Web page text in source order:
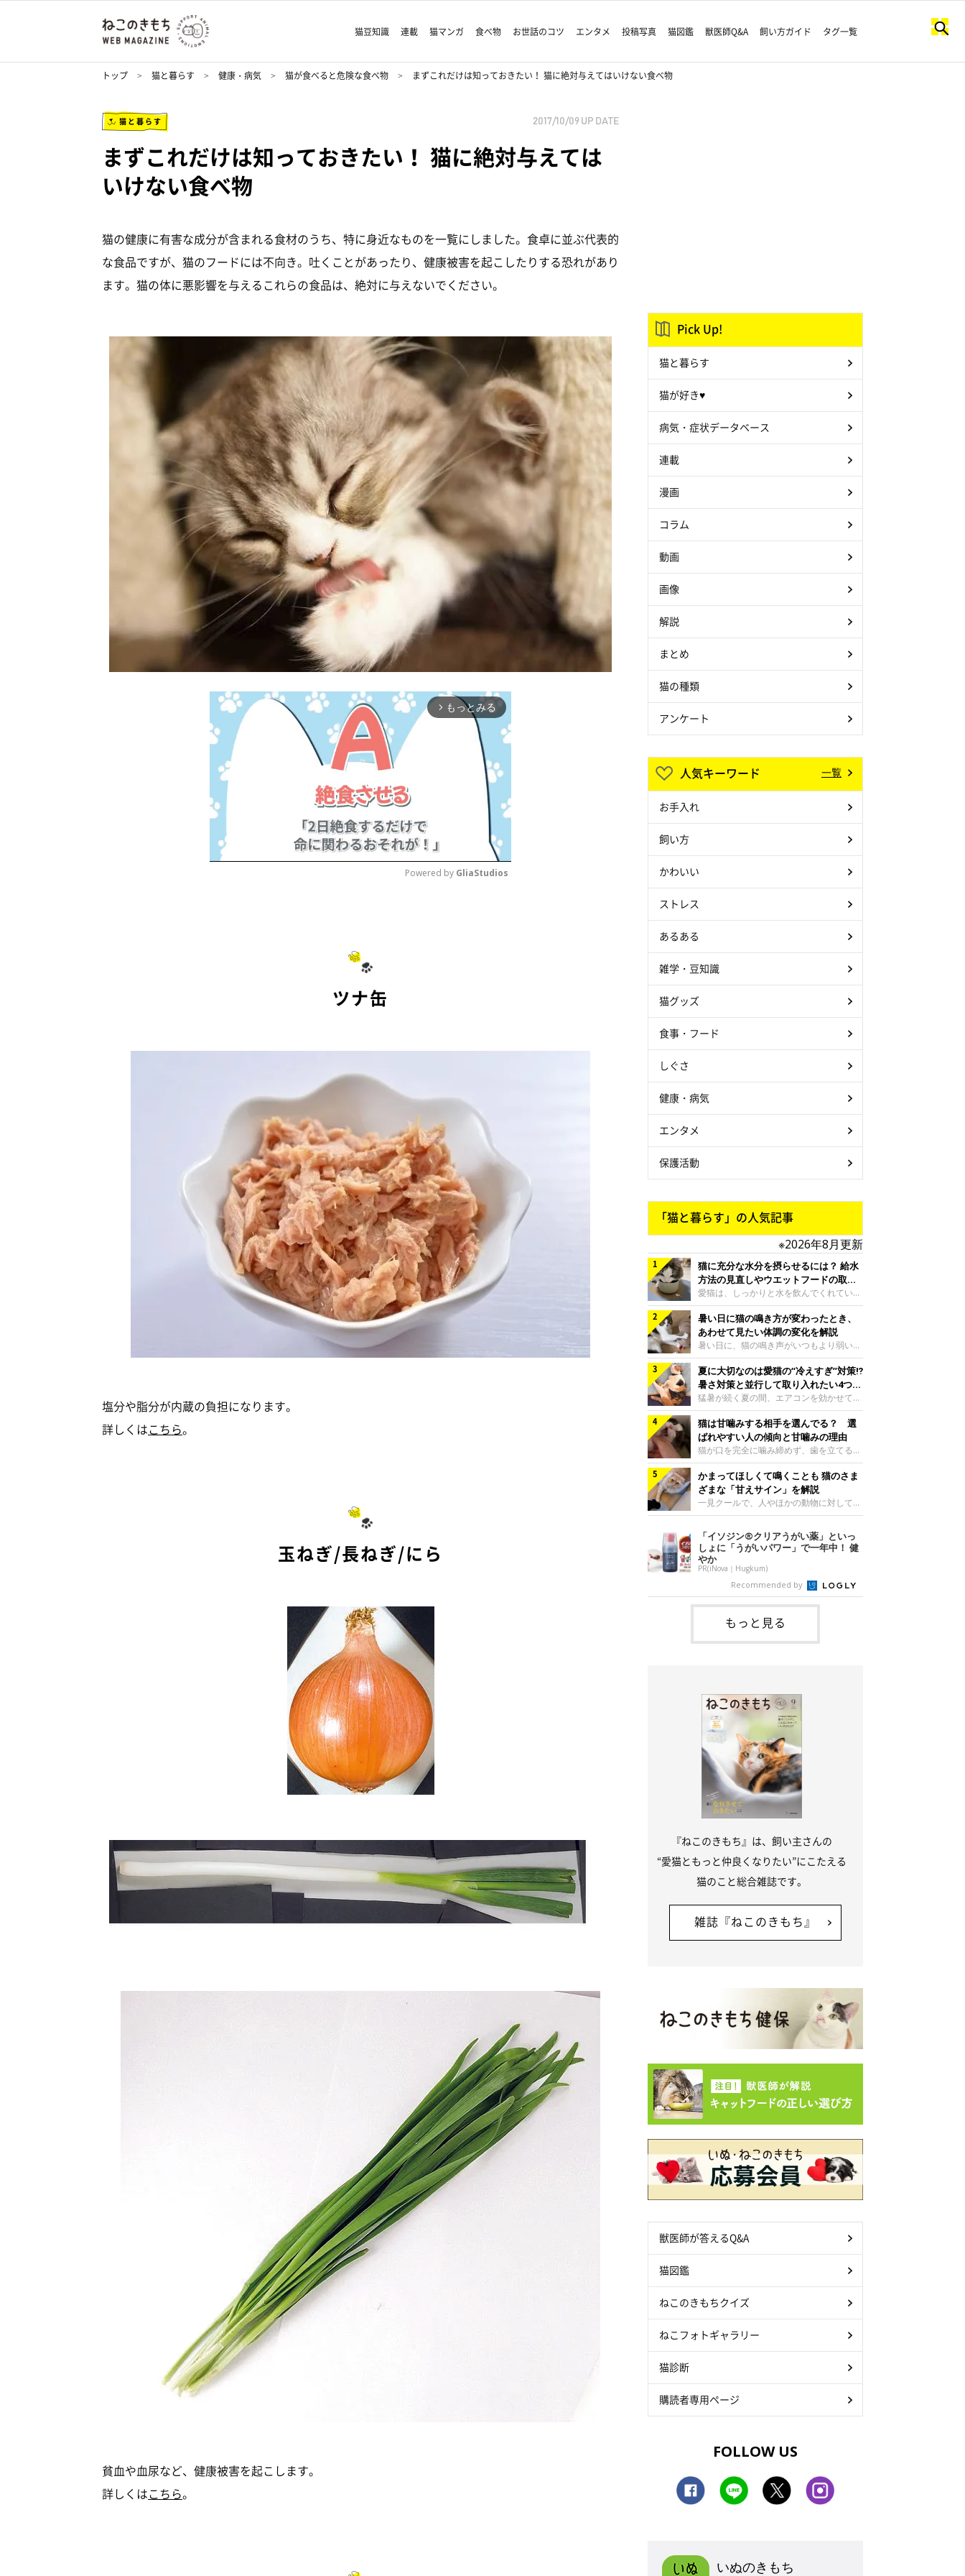
猫豆知識 連載 猫マンガ 食べ物 お世話のコツ エンタメ 投稿写真 猫図鑑 獣医師Q&A 飼い方ガイド タグ一覧
トップ 猫と暮らす 健康・病気 猫が食べると危険な食べ物 まずこれだけは知っておきたい！ 猫に絶対与えてはいけない食べ物
猫と暮らす 2017/10/09 UP DATE
まずこれだけは知っておきたい！ 猫に絶対与えては
いけない食べ物
猫の健康に有害な成分が含まれる食材のうち、特に身近なものを一覧にしました。食卓に並ぶ代表的
な食品ですが、猫のフードには不向き。吐くことがあったり、健康被害を起こしたりする恐れがあり
ます。猫の体に悪影響を与えるこれらの食品は、絶対に与えないでください。
arrow_forward_ios もっとみる
Powered by GliaStudios
ツナ缶
塩分や脂分が内蔵の負担になります。
詳しくはこちら。
玉ねぎ/長ねぎ/にら
貧血や血尿など、健康被害を起こします。
詳しくはこちら。
Pick Up!
猫と暮らす
猫が好き♥
病気・症状データベース
連載
漫画
コラム
動画
画像
解説
まとめ
猫の種類
アンケート
人気キーワード 一覧
お手入れ
飼い方
かわいい
ストレス
あるある
雑学・豆知識
猫グッズ
食事・フード
しぐさ
健康・病気
エンタメ
保護活動
「猫と暮らす」の人気記事
※2026年8月更新
猫に充分な水分を摂らせるには？ 給水
方法の見直しやウエットフードの取り
入れ方を解説
愛猫は、しっかりと水を飲んでくれていま
すか？ 夏場はエアコンで室内が涼しいこ
ともあり、猫があまり水を飲まないこと
も。積極的に水分を摂らせるためには、給
水方法を見直したり、フードから水分を摂
らせたりする方法があります。今回は獣医
師の重本仁先生に、猫に水分を摂らせるた
めにできるためできる工夫を教えていただ
きました。ボウルの高さを愛猫の好みにね
このきもち投稿写真ギャラリー水飲みボウ
ルの高さは、猫が飲むときに頭が胃より下
にならないように設定すると飲みやすいで
しょう。首を深く折り曲げずに済むため、
関節や食道への負
暑い日に猫の鳴き方が変わったとき、
あわせて見たい体調の変化を解説
暑い日に、猫の鳴き声がいつもより弱い、
かすれる、しつこく鳴くなど、ふだんと違
って聞こえることがあります。 そんなと
き、あわせてどのような様子を確認したら
よいのでしょうか。暑い日に猫の鳴き方が
変わるときの見方や注意したい体調の変化
などについて、ねこのきもち獣医師相談室
の山口みき先生に伺いました。 鳴き方の
変化だけで判断せず、全身の様子も確認し
てねこのきもち投稿写真ギャラリー猫の鳴
き方が変わったとき、暑さと関係している
ように見えることがあります。 ただ、鳴
き声だけで原因を決めるのは難しく、体調
や環境の変化を
夏に大切なのは愛猫の“冷えすぎ”対策⁉
暑さ対策と並行して取り入れたい4つの
工夫
猛暑が続く夏の間、エアコンを効かせて室
内を冷やしますよね。しかし、人にとって
は快適な温度でも、猫にとっては温度が低
すぎることも。暑さ対策と並行して、冷え
すぎ対策もしっかりと行うことが大切で
す。今回は獣医師の重本仁先生に、猫の冷
えすぎを防ぐ4つの対策を教えていただき
ました。（1） 冷房の効いていない部屋に
行き来できるようにするねこのきもち投稿
写真ギャラリー猫が寒いと感じたときに、
ましょう。冷房の効いていない部屋や廊下
へも自由に行き来できるように、ドアは猫
が通れる程度に
猫は甘噛みする相手を選んでる？ 選
ばれやすい人の傾向と甘噛みの理由
猫が口を完全に噛み締めず、歯を立てる程
度に噛む“甘噛み”。遊びやスキンシップの
ときに繰り出すことがありますが、同じ家
族でも噛まれる頻度に違いがあると感じる
ことも。ねこのきもちWEB MAGAZINEで
は、飼い主さんたちにアンケートを実施
し、愛猫が甘噛みする相手を選んでいると
感じる状況を教えてもらいました。また、
ねこのきもち獣医師相談室の原駿太朗先生
には、実際に猫は甘噛みする相手を選んで
いるのか、その真相をお聞きします。約6
割の飼い主さんが「甘噛みする相手を選ん
でいる」と感じていた※2026年5月実施
かまってほしくて鳴くことも 猫のさま
ざまな「甘えサイン」を解説
一見クールで、人やほかの動物に対してあ
まり求めないように見える猫。しかし、実
は甘えん坊な性格の猫も少なくありませ
ん。今回は猫たちが出している“甘えサイ
ン”について、帝京科学大学生命環境学部
アニマルサイエンス学科准教授の加隈良枝
先生に教えていただきました。鳴くのは、
かまってほしいサインねこのきもち投稿写
真ギャラリーもともと、子猫が親猫に対し
てお世話を求めるときに鳴き声を使いま
す。子猫なので「ニャー」よりもややか細
い「ミャア」といった鳴き声になります
「イソジン®クリアうがい薬」といっ
しょに「うがいパワー」で一年中！ 健
やか
PR(iNova｜Hugkum)
Recommended by
もっと見る
『ねこのきもち』は、飼い主さんの
“愛猫ともっと仲良くなりたい”にこたえる
猫のこと総合雑誌です。
雑誌『ねこのきもち』
獣医師が答えるQ&A
猫図鑑
ねこのきもちクイズ
ねこフォトギャラリー
猫診断
購読者専用ページ
FOLLOW US
いぬのきもち